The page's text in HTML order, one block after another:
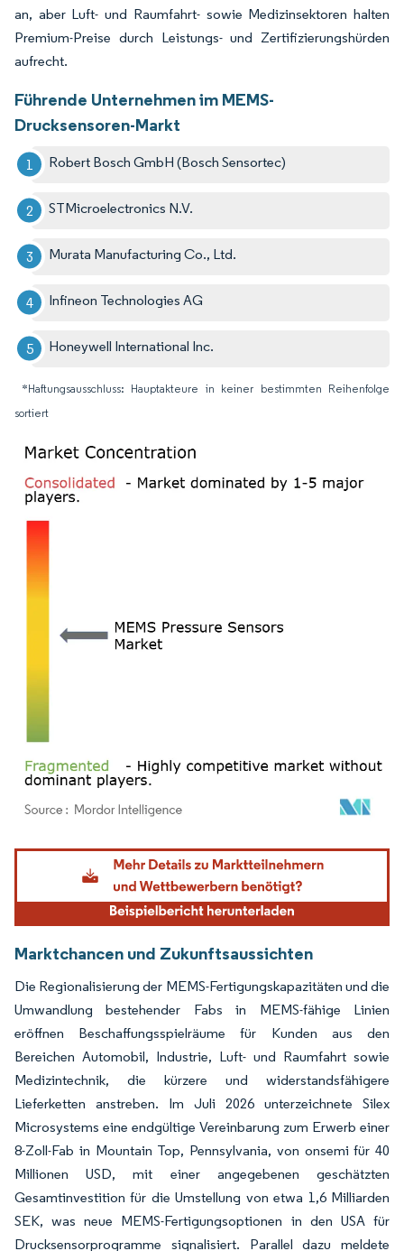
an, aber Luft- und Raumfahrt- sowie Medizinsektoren halten
Premium-Preise durch Leistungs- und Zertifizierungshürden
aufrecht.
Führende Unternehmen im MEMS-
Drucksensoren-Markt
Robert Bosch GmbH (Bosch Sensortec)
STMicroelectronics N.V.
Murata Manufacturing Co., Ltd.
Infineon Technologies AG
Honeywell International Inc.
*Haftungsausschluss: Hauptakteure in keiner bestimmten Reihenfolge
sortiert
Bild © Mordor Intelligence. Wiederverwendung erfordert Namensnennung gemäß
Marktchancen und Zukunftsaussichten
Die Regionalisierung der MEMS-Fertigungskapazitäten und die
Umwandlung bestehender Fabs in MEMS-fähige Linien
eröffnen Beschaffungsspielräume für Kunden aus den
Bereichen Automobil, Industrie, Luft- und Raumfahrt sowie
Medizintechnik, die kürzere und widerstandsfähigere
Lieferketten anstreben. Im Juli 2026 unterzeichnete Silex
Microsystems eine endgültige Vereinbarung zum Erwerb einer
8-Zoll-Fab in Mountain Top, Pennsylvania, von onsemi für 40
Millionen USD, mit einer angegebenen geschätzten
Gesamtinvestition für die Umstellung von etwa 1,6 Milliarden
SEK, was neue MEMS-Fertigungsoptionen in den USA für
Drucksensorprogramme signalisiert. Parallel dazu meldete